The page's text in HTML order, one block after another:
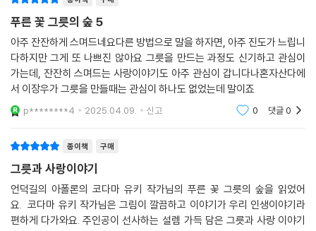
푸른 꽃 그릇의 숲 5
아주 잔잔하게 스며드네요다른 방법으로 말을 하자면, 아주 진도가 느립니
다하지만 그게 또 나쁘진 않아요 그릇을 만드는 과정도 신기하고 관심이
가는데, 잔잔히 스며드는 사랑이야기도 아주 관심이 갑니다나혼자산다에
서 이장우가 그릇을 만들때는 관심이 하나도 없었는데 말이죠
p********4 2025.04.09. 신고 0 댓글0
종이책 구매
그릇과 사랑이야기
언덕길의 아폴론의 코다마 유키 작가님의 푸른 꽃 그릇의 숲을 읽었어
요. 코다마 유키 작가님은 그림이 깔끔하고 이야기가 우리 인생이야기라
편하게 다가와요. 주인공이 선사하는 설렘 가득 담은 그릇과 사랑 이야기